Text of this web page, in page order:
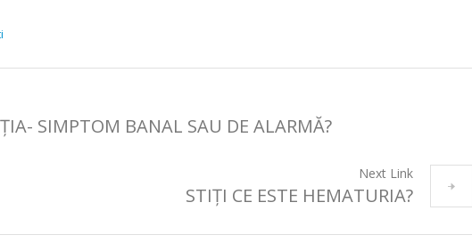
SIMPTOM BANAL SAU DE ALARMĂ?
Next Link
STIȚI CE ESTE HEMATURIA?